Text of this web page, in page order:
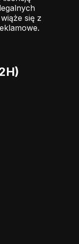
się z